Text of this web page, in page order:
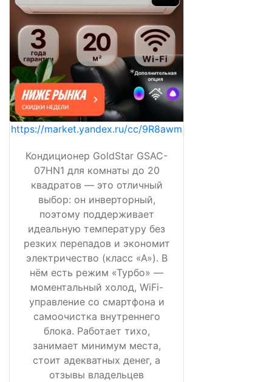
https://market.yandex.ru/cc/9R8awm
Кондиционер GoldStar GSAC-
07HN1 для комнаты до 20
квадратов — это отличный
выбор: он инверторный,
поэтому поддерживает
идеальную температуру без
резких перепадов и экономит
электричество (класс «А»). В
нём есть режим «Турбо» —
моментальный холод, WiFi-
управление со смартфона и
самоочистка внутреннего
блока. Работает тихо,
занимает минимум места,
стоит адекватных денег, а
отзывы владельцев